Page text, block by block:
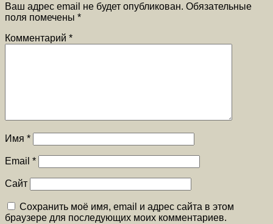
Ваш адрес email не будет опубликован. Обязательные
поля помечены *
Комментарий *
Имя *
Email *
Сайт
Сохранить моё имя, email и адрес сайта в этом
браузере для последующих моих комментариев.